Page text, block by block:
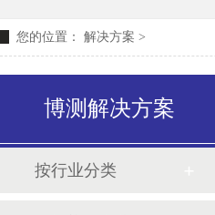
您的位置： 解决方案 >
博测解决方案
按行业分类